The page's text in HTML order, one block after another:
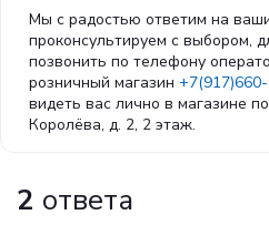
Мы с радостью ответим на
проконсультируем с выбором,
позвонить по телефону
розничный магазин
видеть вас лично в магазине
Королёва, д. 2, 2 этаж.
2 ответа